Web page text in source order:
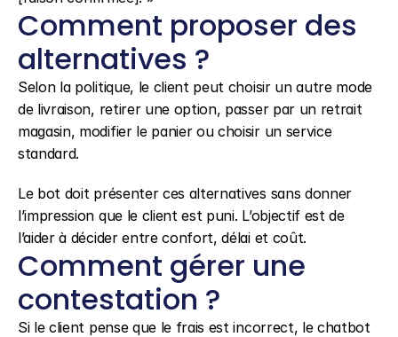
Comment proposer des
alternatives ?
Selon la politique, le client peut choisir un autre mode
de livraison, retirer une option, passer par un retrait
magasin, modifier le panier ou choisir un service
standard.
Le bot doit présenter ces alternatives sans donner
l’impression que le client est puni. L’objectif est de
l’aider à décider entre confort, délai et coût.
Comment gérer une
contestation ?
Si le client pense que le frais est incorrect, le chatbot